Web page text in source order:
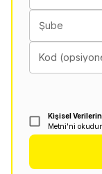
Şube
Kod
Kişisel
Metni'ni